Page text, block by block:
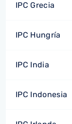
IPC Grecia
IPC Hungría
IPC India
IPC Indonesia